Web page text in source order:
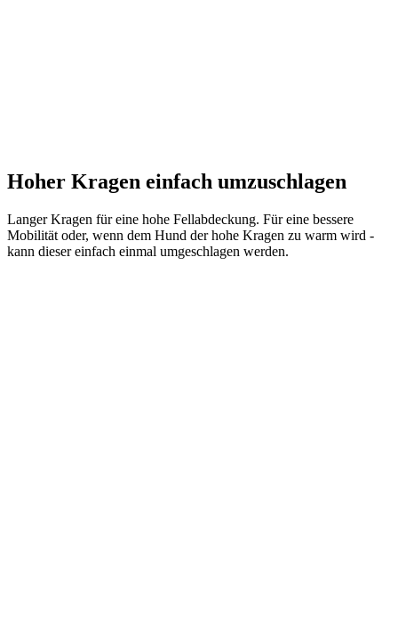
Hoher Kragen einfach umzuschlagen
Langer Kragen für eine hohe Fellabdeckung. Für eine bessere
Mobilität oder, wenn dem Hund der hohe Kragen zu warm wird -
kann dieser einfach einmal umgeschlagen werden.